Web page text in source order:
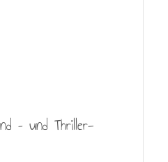
– und Thriller-